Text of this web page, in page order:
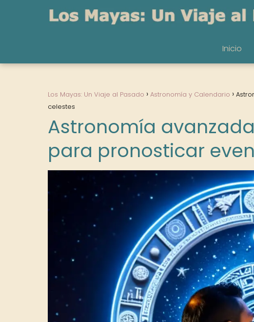
Inicio
Los Mayas: Un Viaje al Pasado Astronomía y Calendario
celestes
Astronomía
para pronosticar